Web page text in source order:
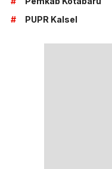
#
PUPR Kalsel